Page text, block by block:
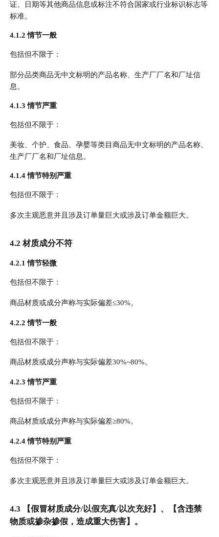
证、日期等其他商品信息或标注不符合国家或行业标识标志等
标准。
4.1.2 情节一般
包括但不限于：
部分品类商品无中文标明的产品名称、生产厂厂名和厂址信
息。
4.1.3 情节严重
包括但不限于：
美妆、个护、食品、孕婴等类目商品无中文标明的产品名称、
生产厂厂名和厂址信息。
4.1.4 情节特别严重
包括但不限于：
多次主观恶意并且涉及订单量巨大或涉及订单金额巨大。
4.2 材质成分不符
4.2.1 情节轻微
包括但不限于：
商品材质或成分声称与实际偏差≤30%。
4.2.2 情节一般
包括但不限于：
商品材质或成分声称与实际偏差30%~80%。
4.2.3 情节严重
包括但不限于：
商品材质或成分声称与实际偏差≥80%。
4.2.4 情节特别严重
包括但不限于：
多次主观恶意并且涉及订单量巨大或涉及订单金额巨大。
4.3 【假冒材质成分/以假充真/以次充好】、【含违禁
物质或掺杂掺假，造成重大伤害】。